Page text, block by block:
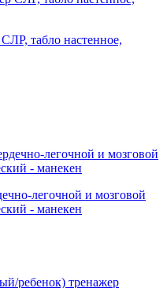
табло настенное,
легочной и мозговой
- манекен